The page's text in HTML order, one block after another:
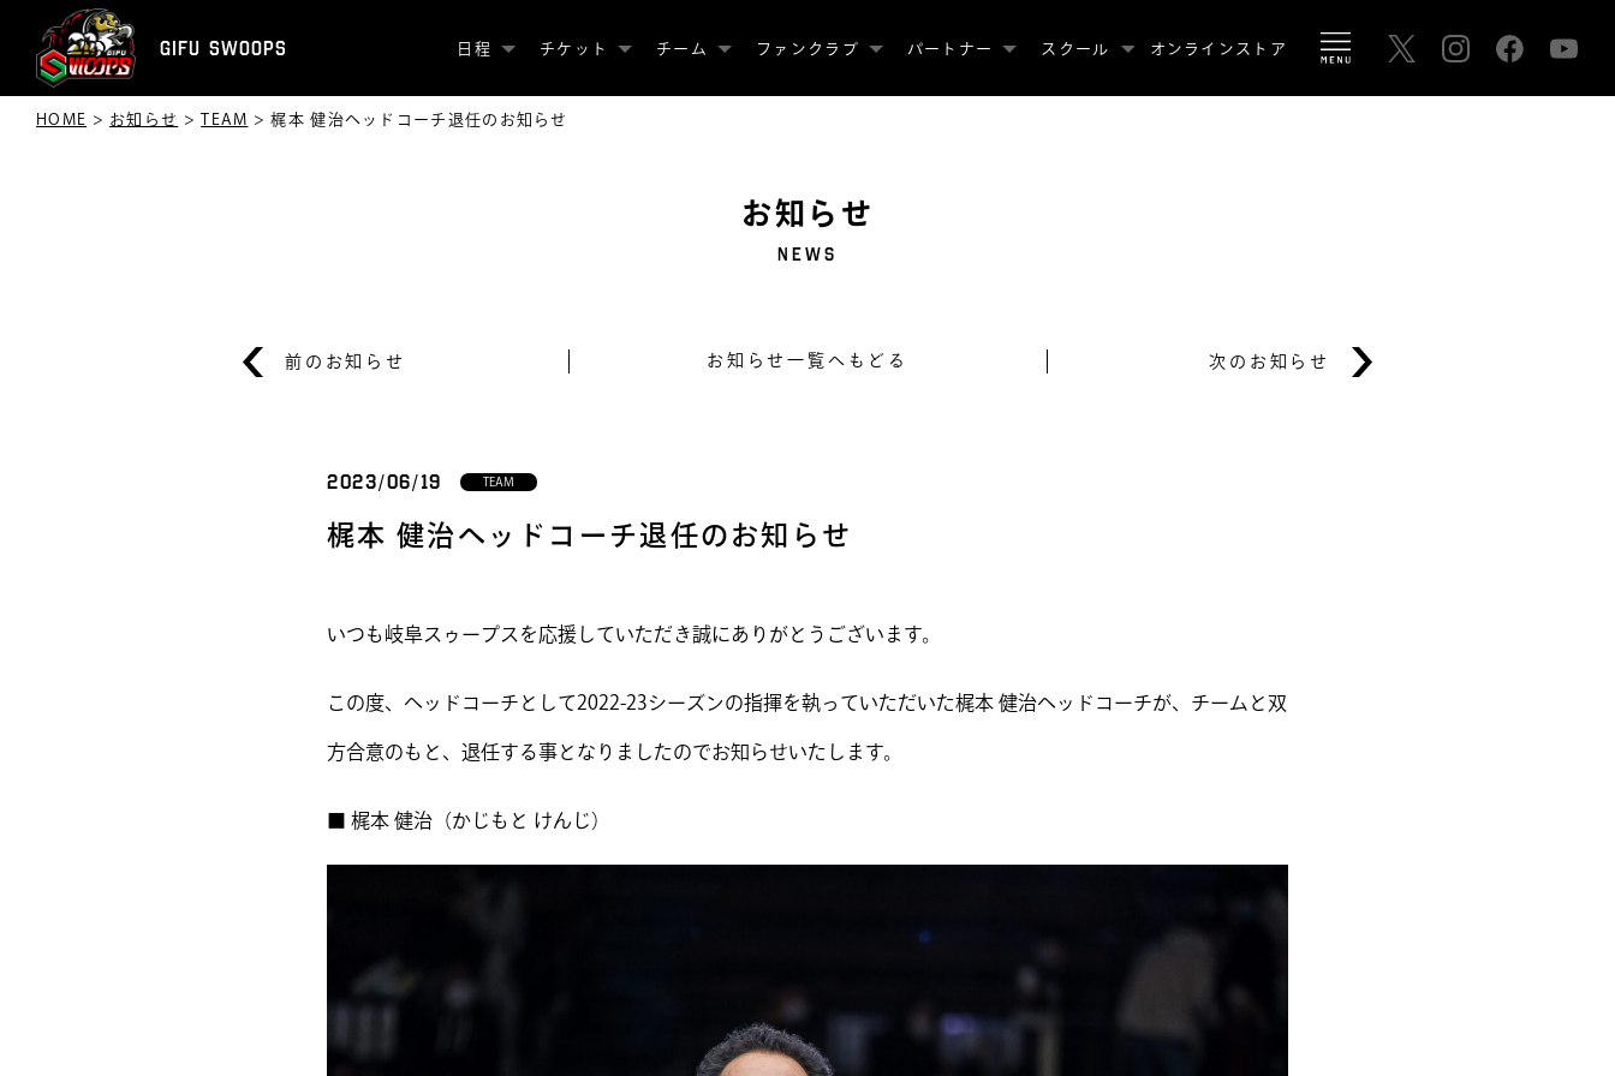
GIFU SWOOPS 日程 チケット チーム ファンクラブ パートナー スクール オンラインストア
HOME > お知らせ >TEAM >梶本 健治ヘッドコーチ退任のお知らせ
お知らせ
NEWS
前のお知らせ お知らせ一覧へもどる 次のお知らせ
2023/06/19 TEAM
梶本 健治ヘッドコーチ退任のお知らせ
いつも岐阜スゥープスを応援していただき誠にありがとうございます。
この度、ヘッドコーチとして2022-23シーズンの指揮を執っていただいた梶本 健治ヘッドコーチが、チームと双
方合意のもと、退任する事となりましたのでお知らせいたします。
■ 梶本 健治（かじもと けんじ）